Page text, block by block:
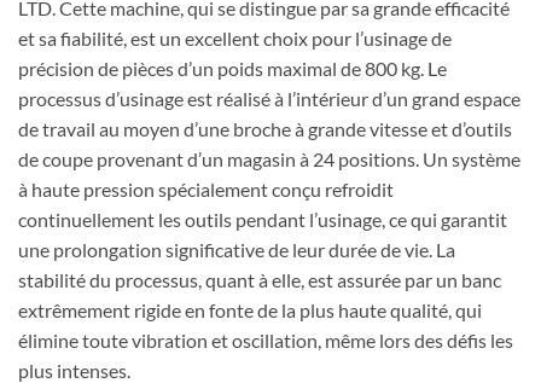
LTD. Cette machine, qui se distingue par sa grande efficacité
et sa fiabilité, est un excellent choix pour l’usinage de
précision de pièces d’un poids maximal de 800 kg. Le
processus d’usinage est réalisé à l’intérieur d’un grand espace
de travail au moyen d’une broche à grande vitesse et d’outils
de coupe provenant d’un magasin à 24 positions. Un système
à haute pression spécialement conçu refroidit
continuellement les outils pendant l’usinage, ce qui garantit
une prolongation significative de leur durée de vie. La
stabilité du processus, quant à elle, est assurée par un banc
extrêmement rigide en fonte de la plus haute qualité, qui
élimine toute vibration et oscillation, même lors des défis les
plus intenses.